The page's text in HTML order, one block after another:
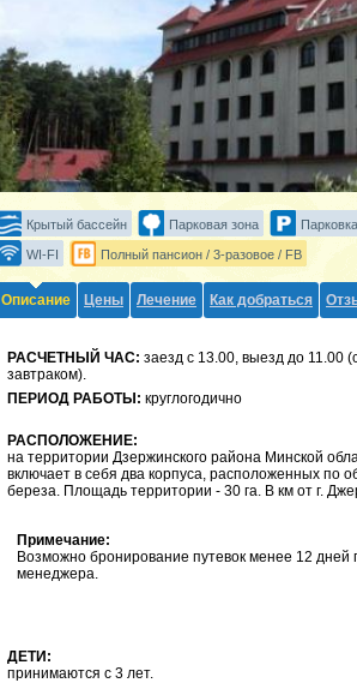
Крытый бассейн Парковая зона Парковка
WI-FI Полный пансион / 3-разовое / FB
Описание Цены Лечение Как добраться
РАСЧЕТНЫЙ ЧАС: заезд с 13.00, выезд до 11.00
завтраком).
ПЕРИОД РАБОТЫ: круглогодично
РАСПОЛОЖЕНИЕ:
на территории Дзержинского района Минской
включает в себя два корпуса, расположенных по
береза. Площадь территории - 30 га. В км от г.
Примечание:
Возможно бронирование путевок менее 12
менеджера.
ДЕТИ:
принимаются с 3 лет.